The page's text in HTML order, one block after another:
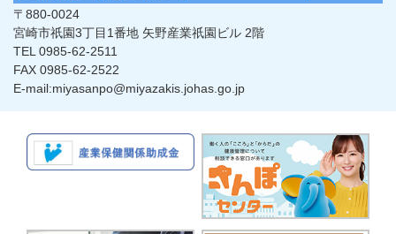
〒880-0024
宮崎市祇園3丁目1番地 矢野産業祇園ビル 2階
TEL 0985-62-2511
FAX 0985-62-2522
E-mail:miyasanpo@miyazakis.johas.go.jp